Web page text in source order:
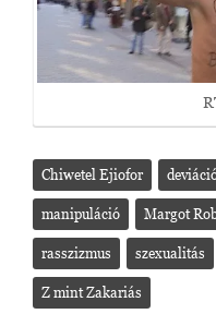
Chiwetel Ejiofor
manipuláció Margot
rasszizmus szexualitás
Z mint Zakariás